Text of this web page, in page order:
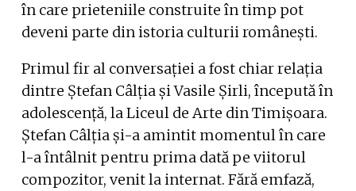
în care prieteniile construite în timp pot
deveni parte din istoria culturii românești.
Primul fir al conversației a fost chiar relația
dintre Ștefan Câlția și Vasile Șirli, începută în
adolescență, la Liceul de Arte din Timișoara.
Ștefan Câlția și-a amintit momentul în care
l-a întâlnit pentru prima dată pe viitorul
compozitor, venit la internat. Fără emfază,